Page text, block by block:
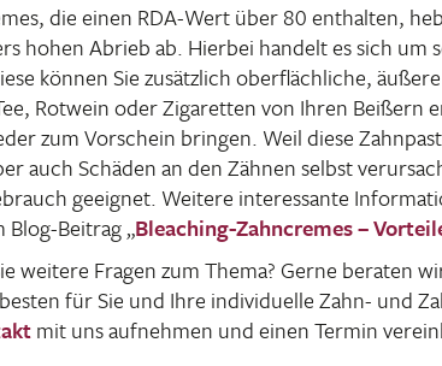
die einen RDA-Wert über 80 enthalten,
hohen Abrieb ab. Hierbei handelt es sich um
können Sie zusätz­lich ober­fläch­liche,
Rotwein oder Ziga­retten von Ihren
zum Vorschein bringen. Weil diese
auch Schäden an den Zähnen selbst
geeignet. Weitere inter­es­sante
Blog-Beitrag „Blea­ching-Zahn­cremes –
weitere Fragen zum Thema? Gerne beraten
für Sie und Ihre indi­vi­du­elle Zahn- und
mit uns aufnehmen und einen Termin